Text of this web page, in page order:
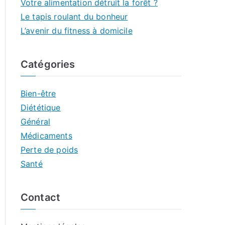
Votre alimentation détruit la forêt ?
Le tapis roulant du bonheur
L’avenir du fitness à domicile
Catégories
Bien-être
Diététique
Général
Médicaments
Perte de poids
Santé
Contact